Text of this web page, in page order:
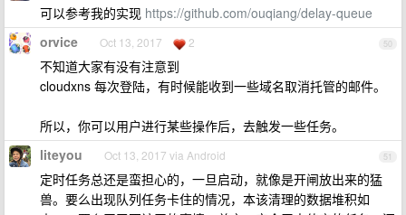
可以参考我的实现 https://github.com/ouqiang/delay-queue
50
orvice Oct 13, 2017 2
不知道大家有没有注意到
cloudxns 每次登陆，有时候能收到一些域名取消托管的邮件。
所以，你可以用户进行某些操作后，去触发一些任务。
51
liteyou Oct 13, 2017 via Android
定时任务总还是蛮担心的，一旦启动，就像是开闸放出来的猛
兽。要么出现队列任务卡住的情况，本该清理的数据堆积如